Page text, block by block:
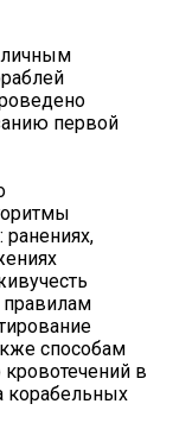
личным
первой
правилам
способам
кровотечений в
корабельных